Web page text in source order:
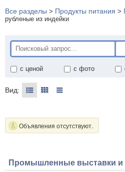
Все разделы > Продукты питания >
рубленые из индейки
с ценой с фото
Вид:
Объявления отсутствуют.
Промышленные выставки и